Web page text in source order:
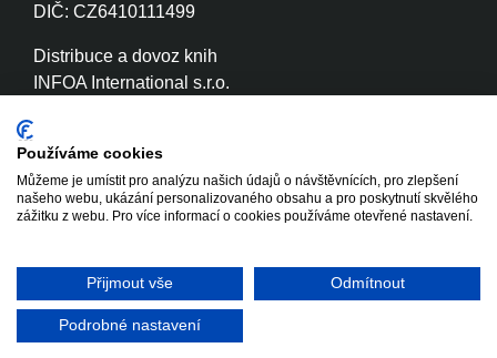
DIČ: CZ6410111499
Distribuce a dovoz knih
INFOA International s.r.o.
IČ: 26870886
DIČ: CZ26870886
Copyright © 2020 - 2026 INFOA
International s.r.o.
Tvorba www stránek
Používáme cookies
Můžeme je umístit pro analýzu našich údajů o návštěvnících, pro zlepšení
našeho webu, ukázání personalizovaného obsahu a pro poskytnutí skvělého
zážitku z webu. Pro více informací o cookies používáme otevřené nastavení.
Přijmout vše Odmítnout
Podrobné nastavení